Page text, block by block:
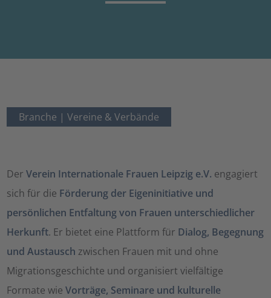
Branche |Vereine & Verbände
DerVerein Internationale Frauen Leipzig e.V. engagiert
sich für die Förderung der Eigeninitiative und
persönlichen Entfaltung von Frauen unterschiedlicher
Herkunft. Er bietet eine Plattform für Dialog, Begegnung
und Austausch zwischen Frauen mit und ohne
Migrationsgeschichte und organisiert vielfältige
Formate wieVorträge, Seminare und kulturelle